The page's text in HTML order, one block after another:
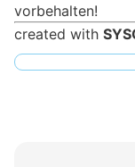
vorbehalten!
created with